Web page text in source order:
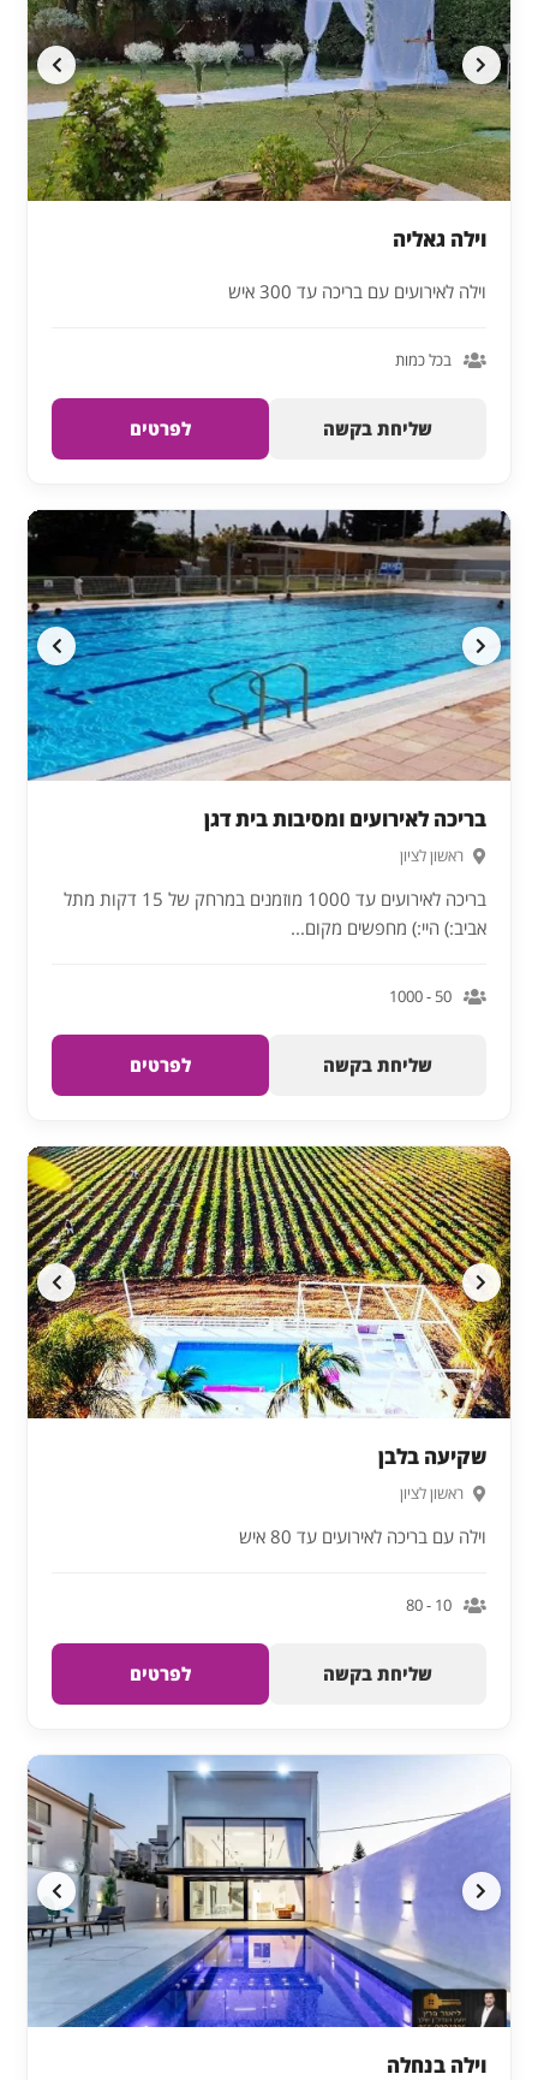
וילה גאליה
וילה לאירועים עם בריכה עד 300 איש
בכל כמות
שליחת בקשה לפרטים
בריכה לאירועים ומסיבות בית דגן
ראשון לציון
בריכה לאירועים עד 1000 מוזמנים במרחק של 15 דקות מתל
אביב:) היי:) מחפשים מקום...
50 - 1000
שליחת בקשה לפרטים
שקיעה בלבן
ראשון לציון
וילה עם בריכה לאירועים עד 80 איש
10 - 80
שליחת בקשה לפרטים
וילה בנחלה